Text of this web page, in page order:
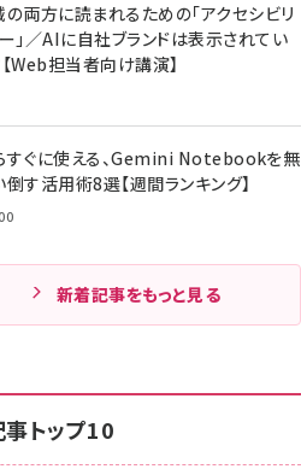
両方に読まれるための「アクセシビリ
」／AIに自社ブランドは表示されてい
Web担当者向け講演】
すぐに使える、Gemini Notebookを無
す活用術8選【週間ランキング】
新着記事をもっと見る
トップ10